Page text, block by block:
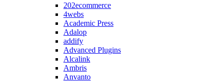
202ecommerce
4webs
Academic Press
Adalop
addify
Advanced Plugins
Alcalink
Ambris
Anvanto